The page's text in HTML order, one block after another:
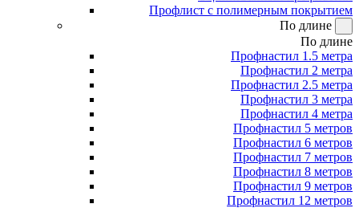
Профлист с полимерным покрытием
По длине
По длине
Профнастил 1.5 метра
Профнастил 2 метра
Профнастил 2.5 метра
Профнастил 3 метра
Профнастил 4 метра
Профнастил 5 метров
Профнастил 6 метров
Профнастил 7 метров
Профнастил 8 метров
Профнастил 9 метров
Профнастил 12 метров